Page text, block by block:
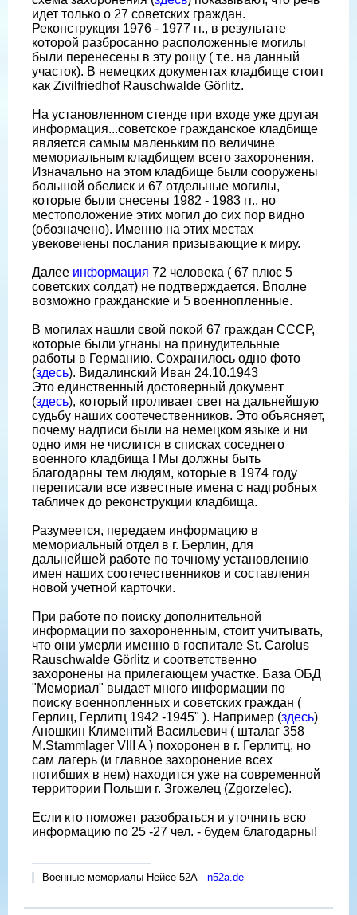
идет только о 27 советских граждан.
Реконструкция 1976 - 1977 гг., в результате
которой разбросанно расположенные могилы
были перенесены в эту рощу ( т.е. на данный
участок). В немецких документах кладбище стоит
как Zivilfriedhof Rauschwalde Görlitz.
На установленном стенде при входе уже другая
информация...советское гражданское кладбище
является самым маленьким по величине
мемориальным кладбищем всего захоронения.
Изначально на этом кладбище были сооружены
большой обелиск и 67 отдельные могилы,
которые были снесены 1982 - 1983 гг., но
местоположение этих могил до сих пор видно
(обозначено). Именно на этих местах
увековечены послания призывающие к миру.
Далее информация 72 человека ( 67 плюс 5
советских солдат) не подтверждается. Вполне
возможно гражданские и 5 военнопленные.
В могилах нашли свой покой 67 граждан СССР,
которые были угнаны на принудительные
работы в Германию. Сохранилось одно фото
(здесь). Видалинский Иван 24.10.1943
Это единственный достоверный документ
(здесь), который проливает свет на дальнейшую
судьбу наших соотечественников. Это объясняет,
почему надписи были на немецком языке и ни
одно имя не числится в списках соседнего
военного кладбища ! Мы должны быть
благодарны тем людям, которые в 1974 году
переписали все известные имена с надгробных
табличек до реконструкции кладбища.
Разумеется, передаем информацию в
мемориальный отдел в г. Берлин, для
дальнейшей работе по точному установлению
имен наших соотечественников и составления
новой учетной карточки.
При работе по поиску дополнительной
информации по захороненным, стоит учитывать,
что они умерли именно в госпитале St. Carolus
Rauschwalde Görlitz и соответственно
захоронены на прилегающем участке. База ОБД
"Мемориал" выдает много информации по
поиску военнопленных и советских граждан (
Герлиц, Герлитц 1942 -1945" ). Например (здесь)
Аношкин Климентий Васильевич ( шталаг 358
M.Stammlager VIII A ) похоронен в г. Герлитц, но
сам лагерь (и главное захоронение всех
погибших в нем) находится уже на современной
территории Польши г. Згожелец (Zgorzelec).
Если кто поможет разобраться и уточнить всю
информацию по 25 -27 чел. - будем благодарны!
Военные мемориалы Нейсе 52А - n52a.de